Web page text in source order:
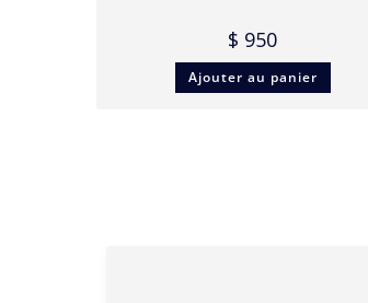
$ 950
Ajouter au panier